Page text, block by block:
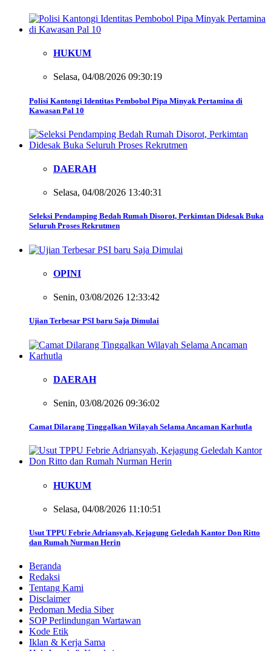
HUKUM
Selasa, 04/08/2026 09:30:19
Polisi Kantongi Identitas Pembobol Pipa Minyak Pertamina di
Kawasan Pal 10
DAERAH
Selasa, 04/08/2026 13:40:31
Seleksi Pendamping Bedah Rumah Disorot, Perkimtan Didesak Buka
Seluruh Proses Rekrutmen
OPINI
Senin, 03/08/2026 12:33:42
Ujian Terbesar PSI baru Saja Dimulai
DAERAH
Senin, 03/08/2026 09:36:02
Camat Dilarang Tinggalkan Wilayah Selama Ancaman Karhutla
HUKUM
Selasa, 04/08/2026 11:10:51
Usut TPPU Febrie Adriansyah, Kejagung Geledah Kantor Don Ritto
dan Rumah Nurman Herin
Beranda
Redaksi
Tentang Kami
Disclaimer
Pedoman Media Siber
SOP Perlindungan Wartawan
Kode Etik
Iklan & Kerja Sama